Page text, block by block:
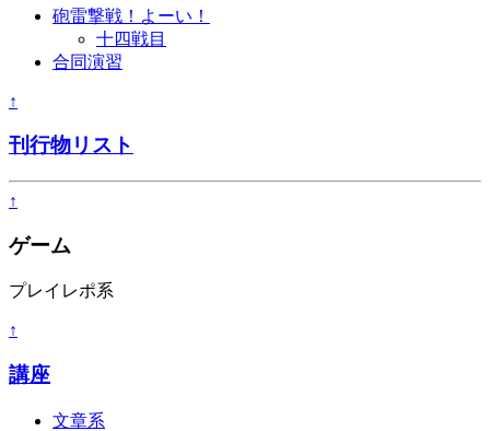
砲雷撃戦！よーい！
十四戦目
合同演習
↑
刊行物リスト
↑
ゲーム
プレイレポ系
↑
講座
文章系